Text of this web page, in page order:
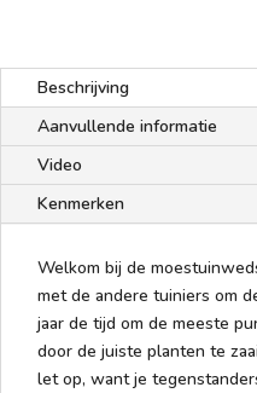
Beschrijving
Aanvullende informatie
Video
Kenmerken
Welkom bij de
met de andere tuiniers om
jaar de tijd om de meeste
door de juiste planten te
let op, want je